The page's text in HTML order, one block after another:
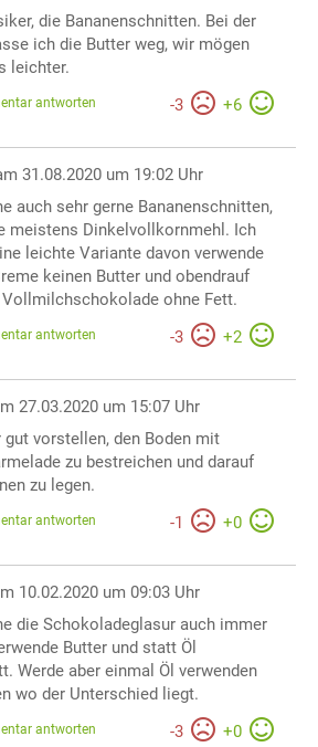
die Bananenschnitten. Bei der
ich die Butter weg, wir mögen
leichter.
-3 +6
antworten
31.08.2020 um 19:02 Uhr
auch sehr gerne Bananenschnitten,
meistens Dinkelvollkornmehl. Ich
leichte Variante davon verwende
keinen Butter und obendrauf
ohne Fett.
-3 +2
antworten
27.03.2020 um 15:07 Uhr
gut vorstellen, den Boden mit
zu bestreichen und darauf
zu legen.
-1 +0
antworten
10.02.2020 um 09:03 Uhr
die Schokoladeglasur auch immer
Butter und statt Öl
Werde aber einmal Öl verwenden
wo der Unterschied liegt.
-3 +0
antworten